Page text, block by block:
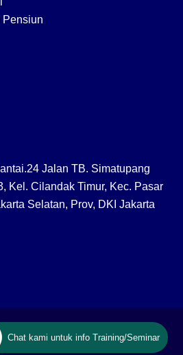
Pensiun
Jalan TB. Simatupang
Kel. Cilandak Timur, Kec. Pasar
Selatan, Prov, DKI Jakarta
BANGSA
Chat kami untuk info Training/Seminar